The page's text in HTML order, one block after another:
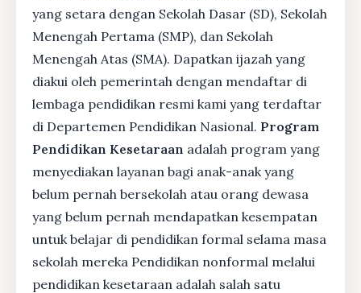
yang setara dengan Sekolah Dasar (SD), Sekolah
Menengah Pertama (SMP), dan Sekolah
Menengah Atas (SMA). Dapatkan ijazah yang
diakui oleh pemerintah dengan mendaftar di
lembaga pendidikan resmi kami yang terdaftar
di Departemen Pendidikan Nasional. Program
Pendidikan Kesetaraan adalah program yang
menyediakan layanan bagi anak-anak yang
belum pernah bersekolah atau orang dewasa
yang belum pernah mendapatkan kesempatan
untuk belajar di pendidikan formal selama masa
sekolah mereka Pendidikan nonformal melalui
pendidikan kesetaraan adalah salah satu